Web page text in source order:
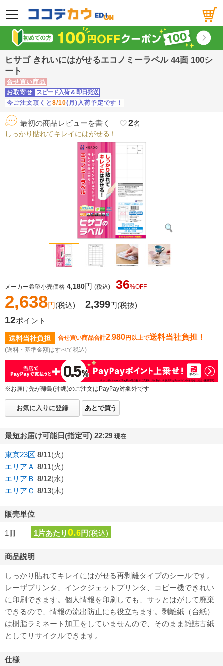
メニュー
ヒサゴ きれいにはがせるエコノミーラベル 44面 100シ
ート
合せ買い商品
お取寄せ
スピード入荷 & 即日発送
今ご注文頂くと 8/10(月)入荷予定です！
最初の商品レビューを書く favorite_border2名
しっかり貼れてキレイにはがせる！
メーカー希望小売価格 4,180円 (税込) 36%OFF
2,638円(税込) 2,399円(税抜)
12ポイント
送料当社負担 合せ買い商品合計2,980円以上で送料当社負担！
(送料・基準金額はすべて税込)
※お届け先が離島(沖縄)のご注文はPayPay対象外です
お気に入りに登録 あとで買う
最短お届け可能日(指定可) 22:29 現在
東京23区 8/11(火)
エリアＡ 8/11(火)
エリアＢ 8/12(水)
エリアＣ 8/13(木)
販売単位
1冊 1片あたり 0.6円(税込)
商品説明
しっかり貼れてキレイにはがせる再剥離タイプのシールです。
レーザプリンタ、インクジェットプリンタ、コピー機できれい
に印刷できます。個人情報を印刷しても、サッとはがして廃棄
できるので、情報の流出防止にも役立ちます。剥離紙（台紙）
は樹脂ラミネート加工をしていませんので、そのまま雑誌古紙
としてリサイクルできます。
仕様